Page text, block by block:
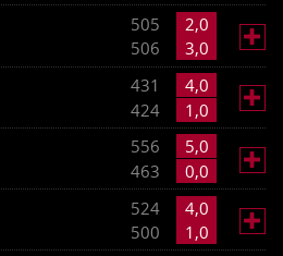
505
2,0
3,0
506

431
4,0
1,0
424

556
5,0
0,0
463

524
4,0
1,0
500
